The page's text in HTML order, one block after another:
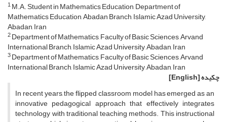
1M.A. Student in Mathematics Education, Department of
Mathematics Education, Abadan Branch, Islamic Azad University,
Abadan, Iran
2Department of Mathematics, Faculty of Basic Sciences, Arvand
International Branch, Islamic Azad University, Abadan, Iran
3Department of Mathematics, Faculty of Basic Sciences, Arvand
International Branch, Islamic Azad University, Abadan, Iran
چکیده[English]
In recent years, the flipped classroom model has emerged as an
innovative pedagogical approach that effectively integrates
technology with traditional teaching methods. This instructional